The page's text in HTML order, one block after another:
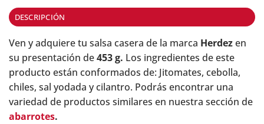
DESCRIPCIÓN
Ven y adquiere tu salsa casera de la marca Herdezen
su presentación de453 g. Los ingredientes de este
producto están conformados de: Jitomates, cebolla,
chiles, sal yodada y cilantro. Podrás encontrar una
variedad de productos similares en nuestra sección de
abarrotes.